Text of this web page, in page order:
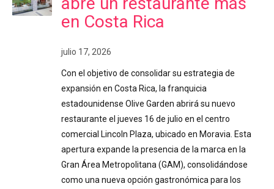
en Costa Rica
julio 17, 2026
Con el objetivo de consolidar su estrategia de
expansión en Costa Rica, la franquicia
estadounidense Olive Garden abrirá su nuevo
restaurante el jueves 16 de julio en el centro
comercial Lincoln Plaza, ubicado en Moravia. Esta
apertura expande la presencia de la marca en la
Gran Área Metropolitana (GAM), consolidándose
como una nueva opción gastronómica para los